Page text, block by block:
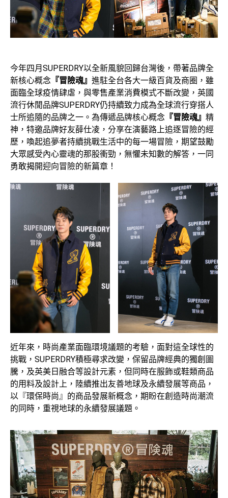
今年四月SUPERDRY以全新風貌回歸台灣後，帶著品牌全
新核心概念 『冒險魂』 進駐全台各大一級百貨及商圈，雖
面臨全球疫情肆虐，與零售產業消費模式不斷改變，英國
流行休閒品牌SUPERDRY仍持續致力成為全球流行穿搭人
士所追隨的品牌之一。為傳遞品牌核心概念 『冒險魂』 精
神，特邀品牌好友薛仕凌，分享在演藝路上追逐冒險的經
歷，喚起追夢者持續挑戰生活中的每一場冒險，期望鼓勵
大眾感受內心靈魂的那股衝勁，無懼未知數的解答，一同
勇敢揭開迎向冒險的新篇章！
近年來，時尚產業面臨環境議題的考驗，面對這全球性的
挑戰，SUPERDRY積極尋求改變，保留品牌經典的獨創圖
騰，及英美日融合等設計元素，但同時在服飾或鞋類商品
的用料及設計上，陸續推出友善地球及永續發展等商品，
以『環保時尚』的商品發展新概念，期盼在創造時尚潮流
的同時，重視地球的永續發展議題。